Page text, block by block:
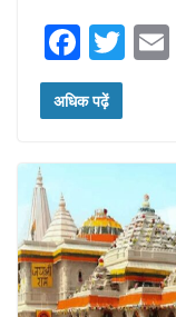
F
a
c
o
o
k
T
अधिक पढ़ें